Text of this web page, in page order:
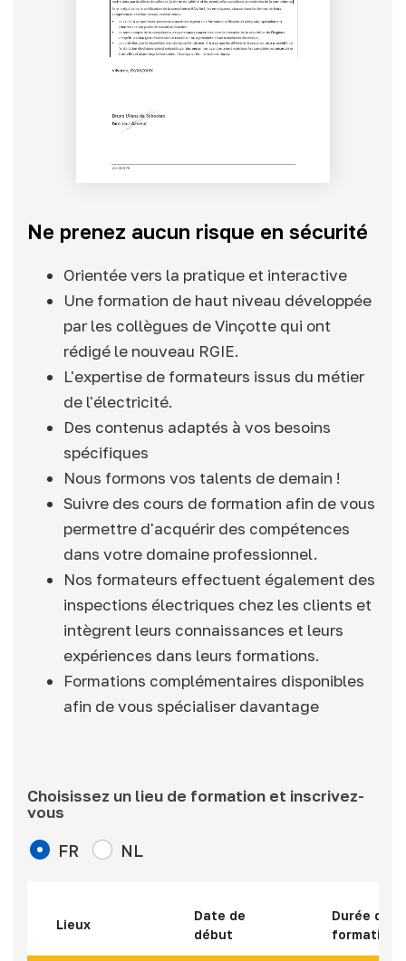
Ne prenez aucun risque en sécurité
Orientée vers la pratique et interactive
Une formation de haut niveau développée
par les collègues de Vinçotte qui ont
rédigé le nouveau RGIE.
L'expertise de formateurs issus du métier
de l'électricité.
Des contenus adaptés à vos besoins
spécifiques
Nous formons vos talents de demain !
Suivre des cours de formation afin de vous
permettre d'acquérir des compétences
dans votre domaine professionnel.
Nos formateurs effectuent également des
inspections électriques chez les clients et
intègrent leurs connaissances et leurs
expériences dans leurs formations.
Formations complémentaires disponibles
afin de vous spécialiser davantage
Choisissez un lieu de formation et inscrivez-
vous
FR NL
Lieux
Date de
début
Durée de la
formation